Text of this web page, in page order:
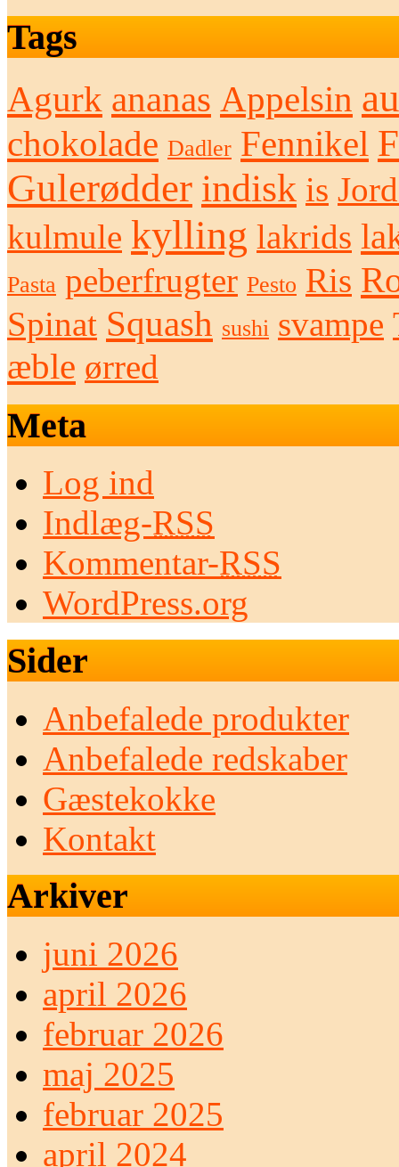
Tags
Agurk ananas Appelsin
chokolade Dadler Fennikel
Gulerødder indisk is
kulmule kylling lakrids
Pasta peberfrugter Pesto Ris
Spinat Squash sushi svampe
æble ørred
Meta
Log ind
Indlæg-RSS
Kommentar-RSS
WordPress.org
Sider
Anbefalede produkter
Anbefalede redskaber
Gæstekokke
Kontakt
Arkiver
juni 2026
april 2026
februar 2026
maj 2025
februar 2025
april 2024